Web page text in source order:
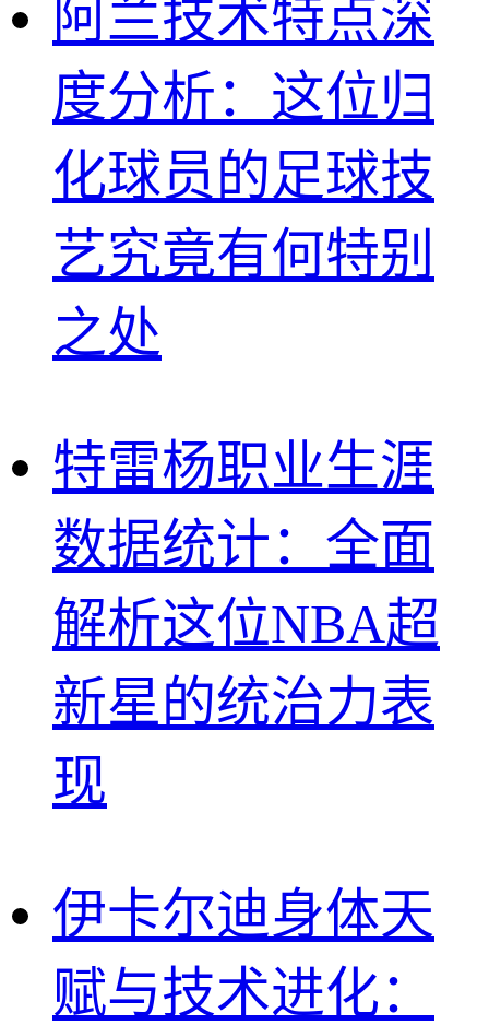
阿兰技术特点深
度分析：这位归
化球员的足球技
艺究竟有何特别
之处
特雷杨职业生涯
数据统计：全面
解析这位NBA超
新星的统治力表
现
伊卡尔迪身体天
赋与技术进化：